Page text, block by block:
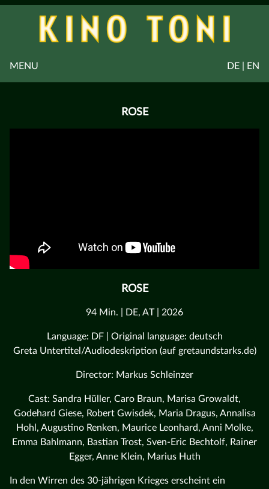
DE | EN
MENU
ROSE
ROSE
94 Min. | DE, AT | 2026
Language: DF | Original language: deutsch
Greta Untertitel/Audiodeskription (auf gretaundstarks.de)
Director: Markus Schleinzer
Cast: Sandra Hüller, Caro Braun, Marisa Growaldt,
Godehard Giese, Robert Gwisdek, Maria Dragus, Annalisa
Hohl, Augustino Renken, Maurice Leonhard, Anni Molke,
Emma Bahlmann, Bastian Trost, Sven-Eric Bechtolf, Rainer
Egger, Anne Klein, Marius Huth
In den Wirren des 30-jährigen Krieges erscheint ein